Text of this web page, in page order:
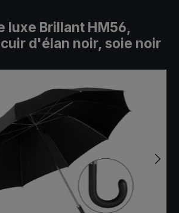
luxe Brillant HM56,
d'élan noir, soie noir